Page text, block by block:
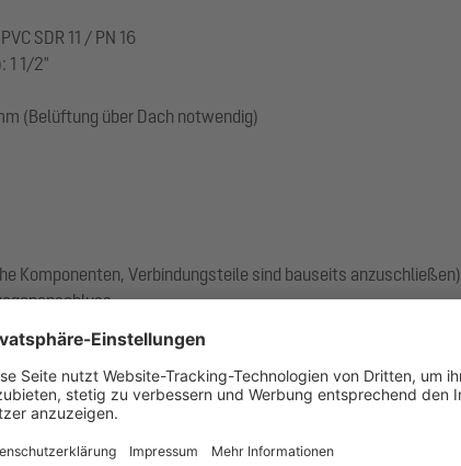
SDR 11 / PN 16
1 1/2"
(Belüftung über Dach notwendig)
Komponenten, Verbindungsteile sind bauseits anzuschließen)